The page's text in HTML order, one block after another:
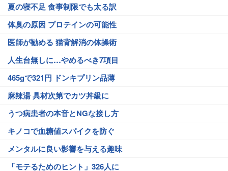
夏の寝不足 食事制限でも太る訳
体臭の原因 プロテインの可能性
医師が勧める 猫背解消の体操術
人生台無しに…やめるべき7項目
465gで321円 ドンキプリン品薄
麻辣湯 具材次第でカツ丼級に
うつ病患者の本音とNGな接し方
キノコで血糖値スパイクを防ぐ
メンタルに良い影響を与える趣味
「モテるためのヒント」326人に